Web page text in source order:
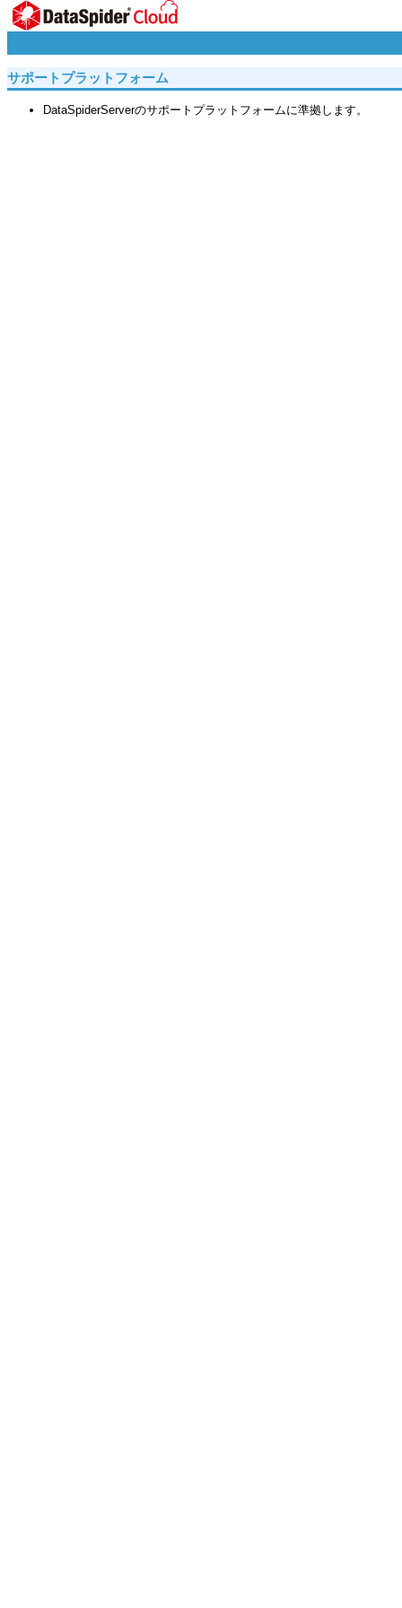
サポートプラットフォーム
DataSpiderServerのサポートプラットフォームに準拠します。